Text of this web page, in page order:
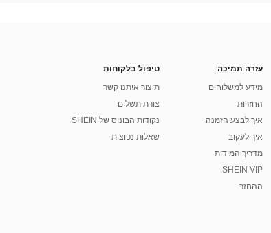
עזרה תמיכה
מידע למשלוחים
החזרות
איך לבצע הזמנה
איך לעקוב
מדריך המידות
SHEIN VIP
ההחזר
טיפול בלקוחות
תיצור איתנו קשר
צורת תשלום
נקודות הבונוס של SHEIN
שאלות נפוצות